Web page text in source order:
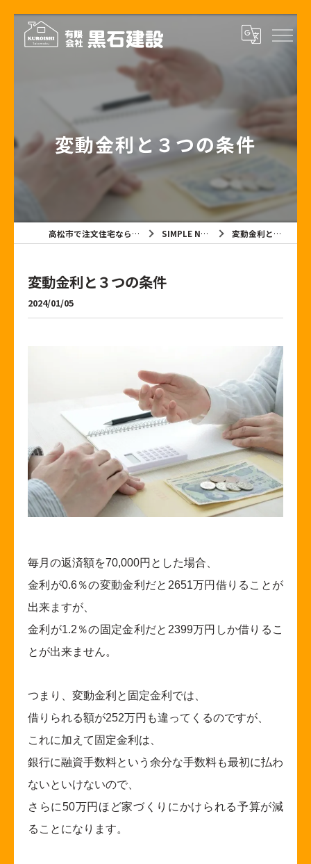
変動金利と３つの条件
高松市で注文住宅なら有限会社黒石建設 SIMPLE NOTE BLOG 変動金利と３つの条件
変動金利と３つの条件
2024/01/05
毎月の返済額を70,000円とした場合、
金利が0.6％の変動金利だと2651万円借りることが
出来ますが、
金利が1.2％の固定金利だと2399万円しか借りるこ
とが出来ません。
つまり、変動金利と固定金利では、
借りられる額が252万円も違ってくるのですが、
これに加えて固定金利は、
銀行に融資手数料という余分な手数料も最初に払わ
ないといけないので、
さらに50万円ほど家づくりにかけられる予算が減
ることになります。